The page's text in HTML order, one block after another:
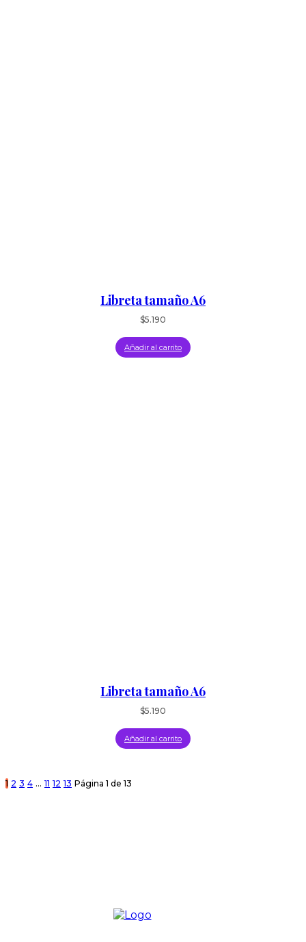
Libreta tamaño A6
$5.190
Añadir al carrito
Libreta tamaño A6
$5.190
Añadir al carrito
1 2 3 4 … 11 12 13 Página 1 de 13